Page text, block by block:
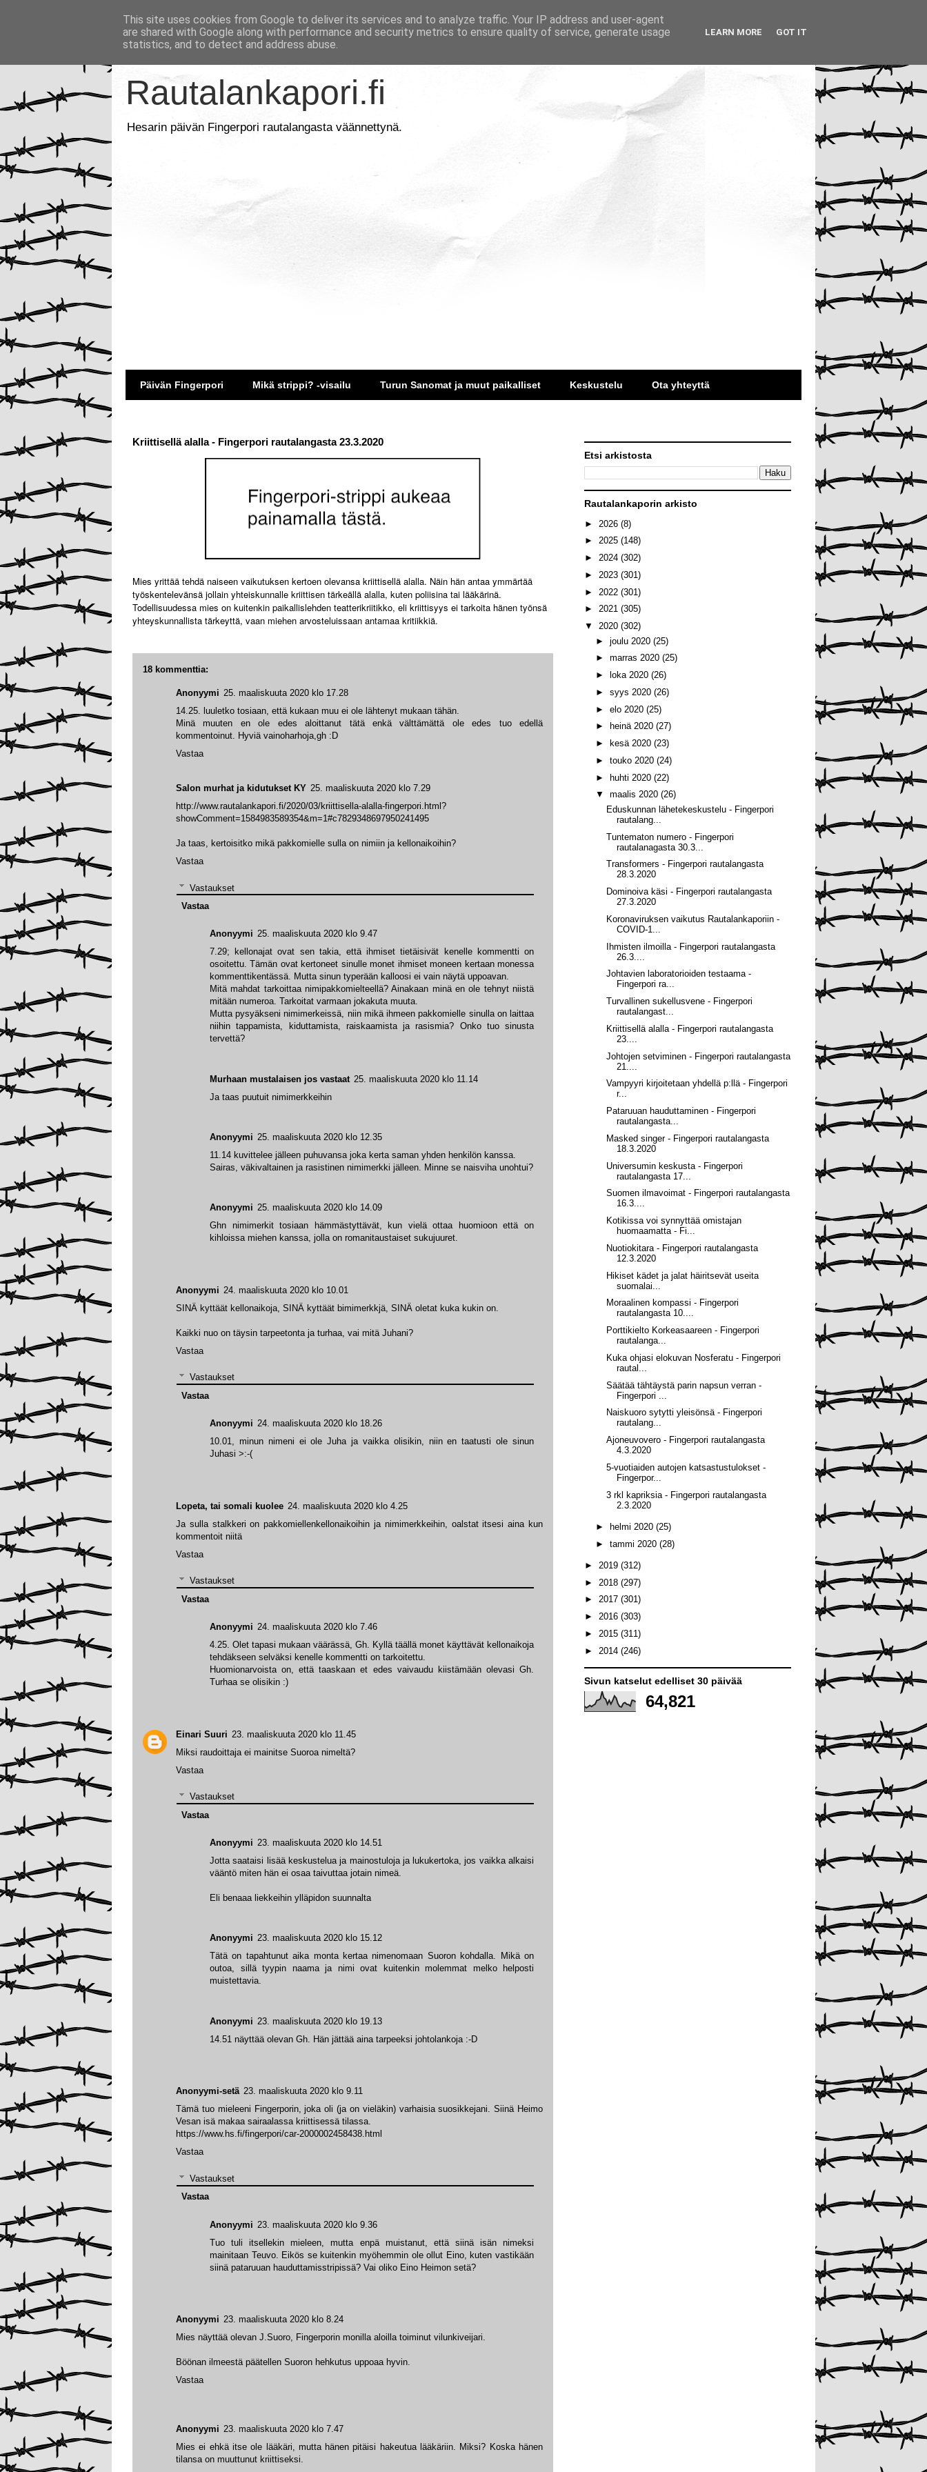
Rautalankapori.fi
Hesarin päivän Fingerpori rautalangasta väännettynä.
Päivän Fingerpori Mikä strippi? -visailu Turun Sanomat ja muut paikalliset Keskustelu Ota yhteyttä
Kriittisellä alalla - Fingerpori rautalangasta 23.3.2020
Mies yrittää tehdä naiseen vaikutuksen kertoen olevansa kriittisellä alalla. Näin hän antaa ymmärtää
työskentelevänsä jollain yhteiskunnalle kriittisen tärkeällä alalla, kuten poliisina tai lääkärinä.
Todellisuudessa mies on kuitenkin paikallislehden teatterikriitikko, eli kriittisyys ei tarkoita hänen työnsä
yhteyskunnallista tärkeyttä, vaan miehen arvosteluissaan antamaa kritiikkiä.
18 kommenttia:
Anonyymi 23. maaliskuuta 2020 klo 7.47
Mies ei ehkä itse ole lääkäri, mutta hänen pitäisi hakeutua lääkäriin. Miksi? Koska hänen
tilansa on muuttunut kriittiseksi.
Anonyymi 23. maaliskuuta 2020 klo 8.24
Mies näyttää olevan J.Suoro, Fingerporin monilla aloilla toiminut vilunkiveijari.
Böönan ilmeestä päätellen Suoron hehkutus uppoaa hyvin.
Vastaa
Anonyymi-setä 23. maaliskuuta 2020 klo 9.11
Tämä tuo mieleeni Fingerporin, joka oli (ja on vieläkin) varhaisia suosikkejani. Siinä Heimo
Vesan isä makaa sairaalassa kriittisessä tilassa.
https://www.hs.fi/fingerpori/car-2000002458438.html
Vastaa
Vastaukset
Anonyymi 23. maaliskuuta 2020 klo 9.36
Tuo tuli itsellekin mieleen, mutta enpä muistanut, että siinä isän nimeksi
mainitaan Teuvo. Eikös se kuitenkin myöhemmin ole ollut Eino, kuten vastikään
siinä pataruuan hauduttamisstripissä? Vai oliko Eino Heimon setä?
Vastaa
Einari Suuri 23. maaliskuuta 2020 klo 11.45
Miksi raudoittaja ei mainitse Suoroa nimeltä?
Vastaa
Vastaukset
Anonyymi 23. maaliskuuta 2020 klo 14.51
Jotta saataisi lisää keskustelua ja mainostuloja ja lukukertoka, jos vaikka alkaisi
vääntö miten hän ei osaa taivuttaa jotain nimeä.
Eli benaaa liekkeihin ylläpidon suunnalta
Anonyymi 23. maaliskuuta 2020 klo 15.12
Tätä on tapahtunut aika monta kertaa nimenomaan Suoron kohdalla. Mikä on
outoa, sillä tyypin naama ja nimi ovat kuitenkin molemmat melko helposti
muistettavia.
Anonyymi 23. maaliskuuta 2020 klo 19.13
14.51 näyttää olevan Gh. Hän jättää aina tarpeeksi johtolankoja :-D
Vastaa
Lopeta, tai somali kuolee 24. maaliskuuta 2020 klo 4.25
Ja sulla stalkkeri on pakkomiellenkellonaikoihin ja nimimerkkeihin, oalstat itsesi aina kun
kommentoit niitä
Vastaa
Vastaukset
Anonyymi 24. maaliskuuta 2020 klo 7.46
4.25. Olet tapasi mukaan väärässä, Gh. Kyllä täällä monet käyttävät kellonaikoja
tehdäkseen selväksi kenelle kommentti on tarkoitettu.
Huomionarvoista on, että taaskaan et edes vaivaudu kiistämään olevasi Gh.
Turhaa se olisikin :)
Vastaa
Anonyymi 24. maaliskuuta 2020 klo 10.01
SINÄ kyttäät kellonaikoja, SINÄ kyttäät bimimerkkjä, SINÄ oletat kuka kukin on.
Kaikki nuo on täysin tarpeetonta ja turhaa, vai mitä Juhani?
Vastaa
Vastaukset
Anonyymi 24. maaliskuuta 2020 klo 18.26
10.01, minun nimeni ei ole Juha ja vaikka olisikin, niin en taatusti ole sinun
Juhasi >:-(
Vastaa
Salon murhat ja kidutukset KY 25. maaliskuuta 2020 klo 7.29
http://www.rautalankapori.fi/2020/03/kriittisella-alalla-fingerpori.html?
showComment=1584983589354&m=1#c7829348697950241495
Ja taas, kertoisitko mikä pakkomielle sulla on nimiin ja kellonaikoihin?
Vastaa
Vastaukset
Anonyymi 25. maaliskuuta 2020 klo 9.47
7.29; kellonajat ovat sen takia, että ihmiset tietäisivät kenelle kommentti on
osoitettu. Tämän ovat kertoneet sinulle monet ihmiset moneen kertaan monessa
kommenttikentässä. Mutta sinun typerään kalloosi ei vain näytä uppoavan.
Mitä mahdat tarkoittaa nimipakkomielteellä? Ainakaan minä en ole tehnyt niistä
mitään numeroa. Tarkoitat varmaan jokakuta muuta.
Mutta pysyäkseni nimimerkeissä, niin mikä ihmeen pakkomielle sinulla on laittaa
niihin tappamista, kiduttamista, raiskaamista ja rasismia? Onko tuo sinusta
tervettä?
Murhaan mustalaisen jos vastaat 25. maaliskuuta 2020 klo 11.14
Ja taas puutuit nimimerkkeihin
Anonyymi 25. maaliskuuta 2020 klo 12.35
11.14 kuvittelee jälleen puhuvansa joka kerta saman yhden henkilön kanssa.
Sairas, väkivaltainen ja rasistinen nimimerkki jälleen. Minne se naisviha unohtui?
Anonyymi 25. maaliskuuta 2020 klo 14.09
Ghn nimimerkit tosiaan hämmästyttävät, kun vielä ottaa huomioon että on
kihloissa miehen kanssa, jolla on romanitaustaiset sukujuuret.
Vastaa
Anonyymi 25. maaliskuuta 2020 klo 17.28
14.25. luuletko tosiaan, että kukaan muu ei ole lähtenyt mukaan tähän.
Minä muuten en ole edes aloittanut tätä enkä välttämättä ole edes tuo edellä
kommentoinut. Hyviä vainoharhoja,gh :D
Vastaa
Etsi arkistosta
Rautalankaporin arkisto
► 2026 (8)
► 2025 (148)
► 2024 (302)
► 2023 (301)
► 2022 (301)
► 2021 (305)
▼ 2020 (302)
► joulu 2020 (25)
► marras 2020 (25)
►
loka 2020 (26)
► syys 2020 (26)
► elo 2020 (25)
►
heinä 2020 (27)
►
kesä 2020 (23)
► touko 2020 (24)
► huhti 2020 (22)
▼ maalis 2020 (26)
Eduskunnan lähetekeskustelu - Fingerpori
rautalang...
Tuntematon numero - Fingerpori
rautalanagasta 30.3...
Transformers - Fingerpori rautalangasta
28.3.2020
Dominoiva käsi - Fingerpori rautalangasta
27.3.2020
Koronaviruksen vaikutus Rautalankaporiin -
COVID-1...
Ihmisten ilmoilla - Fingerpori rautalangasta
26.3....
Johtavien laboratorioiden testaama -
Fingerpori ra...
Turvallinen sukellusvene - Fingerpori
rautalangast...
Kriittisellä alalla - Fingerpori rautalangasta
23....
Johtojen setviminen - Fingerpori rautalangasta
21....
Vampyyri kirjoitetaan yhdellä p:llä - Fingerpori
r...
Pataruuan hauduttaminen - Fingerpori
rautalangasta...
Masked singer - Fingerpori rautalangasta
18.3.2020
Universumin keskusta - Fingerpori
rautalangasta 17...
Suomen ilmavoimat - Fingerpori rautalangasta
16.3....
Kotikissa voi synnyttää omistajan
huomaamatta - Fi...
Nuotiokitara - Fingerpori rautalangasta
12.3.2020
Hikiset kädet ja jalat häiritsevät useita
suomalai...
Moraalinen kompassi - Fingerpori
rautalangasta 10....
Porttikielto Korkeasaareen - Fingerpori
rautalanga...
Kuka ohjasi elokuvan Nosferatu - Fingerpori
rautal...
Säätää tähtäystä parin napsun verran -
Fingerpori ...
Naiskuoro sytytti yleisönsä - Fingerpori
rautalang...
Ajoneuvovero - Fingerpori rautalangasta
4.3.2020
5-vuotiaiden autojen katsastustulokset -
Fingerpor...
3 rkl kapriksia - Fingerpori rautalangasta
2.3.2020
► helmi 2020 (25)
► tammi 2020 (28)
► 2019 (312)
► 2018 (297)
► 2017 (301)
► 2016 (303)
► 2015 (311)
► 2014 (246)
Sivun katselut edelliset 30 päivää
64,821
This site uses cookies from Google to deliver its services and to analyze traffic. Your IP address and user-agent
are shared with Google along with performance and security metrics to ensure quality of service, generate usage
statistics, and to detect and address abuse.
LEARN MORE GOT IT